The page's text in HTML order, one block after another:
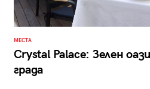
МЕСТА
Crystal Palace: Зелен
града